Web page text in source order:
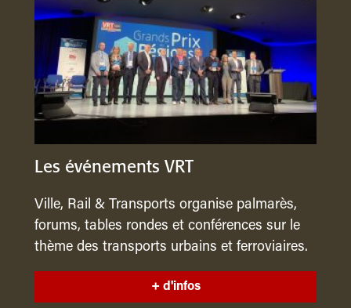
Les événements VRT
Ville, Rail & Transports organise palmarès,
forums, tables rondes et conférences sur le
thème des transports urbains et ferroviaires.
+ d'infos